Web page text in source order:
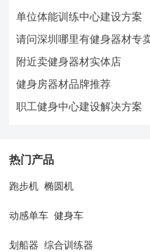
单位体能训练中心建设方案
请问深圳哪里有健身器材专
附近卖健身器材实体店
健身房器材品牌推荐
职工健身中心建设解决方案
热门产品
跑步机 椭圆机
动感单车 健身车
划船器 综合训练器